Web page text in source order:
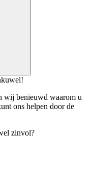
wij benieuwd waarom u
ons helpen door de
zinvol?